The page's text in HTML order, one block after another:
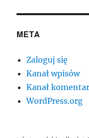
META
Zaloguj się
Kanał wpisów
Kanał
WordPress.org